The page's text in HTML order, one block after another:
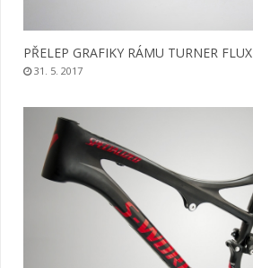
PŘELEP GRAFIKY RÁMU TURNER FLUX
31. 5. 2017